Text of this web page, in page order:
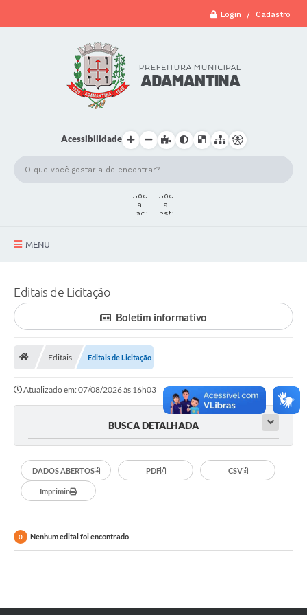
Login / Cadastro
Acessibilidade
MENU
Secretarias
Legislação
Atos Municipais
Transparência
Cadastros Culturais
Lei Paulo Gustavo
Aldir Blanc (PNAB)
e-SIC
Editais de Licitação
Boletim informativo
Editais Editais de Licitação
Atualizado em: 07/08/2026 às 16h03
BUSCA DETALHADA
DADOS ABERTOS PDF CSV
Imprimir
0 Nenhum edital foi encontrado